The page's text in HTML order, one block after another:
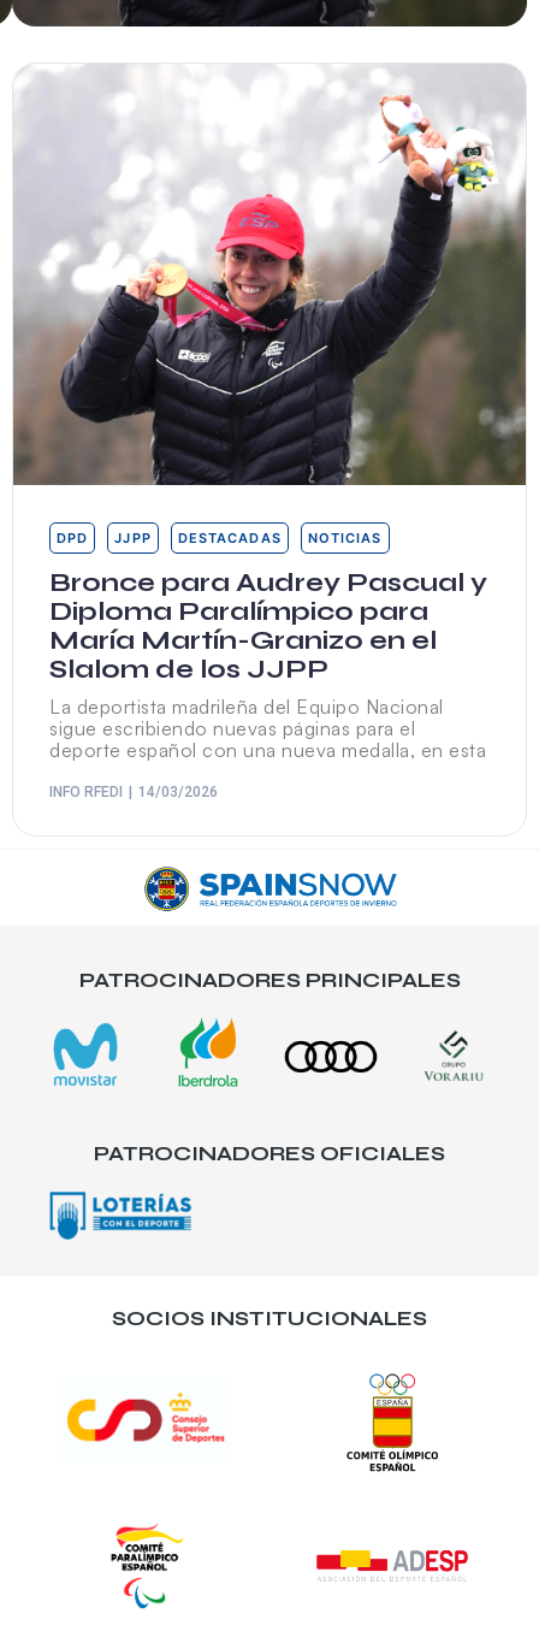
Info RFEDI
DPD JJPP DESTACADAS NOTICIAS
Bronce para Audrey Pascual y
Diploma Paralímpico para
María Martín-Granizo en el
Slalom de los JJPP
La deportista madrileña del Equipo Nacional
sigue escribiendo nuevas páginas para el
deporte español con una nueva medalla, en esta
INFO RFEDI 14/03/2026
PATROCINADORES PRINCIPALES
PATROCINADORES OFICIALES
SOCIOS INSTITUCIONALES